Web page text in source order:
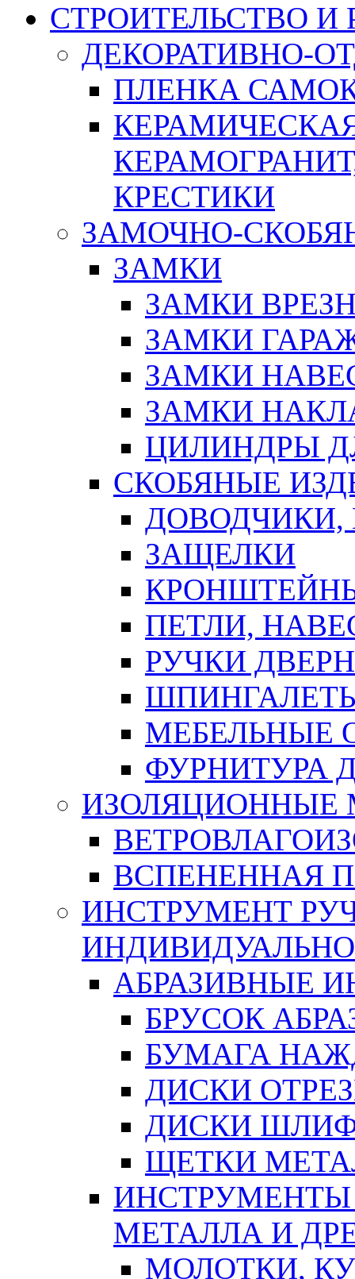
СТРОИТЕЛЬСТВО И
ДЕКОРАТИВНО-
ПЛЕНКА
КРЕСТИКИ
ЗАМОЧНО-
ЗАМКИ
ЗАМКИ
ЗАМКИ
ЗАМКИ
ЗАМКИ
ЦИЛИНДРЫ
СКОБЯНЫЕ
ЗАЩЕЛКИ
ПЕТЛИ,
РУЧКИ
МЕБЕЛЬНЫЕ
ФУРНИТУРА
ИЗОЛЯЦИОННЫЕ
ВСПЕНЕННАЯ
ИНСТРУМЕНТ
АБРАЗИВНЫЕ
БРУСОК
БУМАГА
ДИСКИ
ДИСКИ
ЩЕТКИ
ИНСТРУМЕНТЫ
МЕТАЛЛА И
МОЛОТКИ,